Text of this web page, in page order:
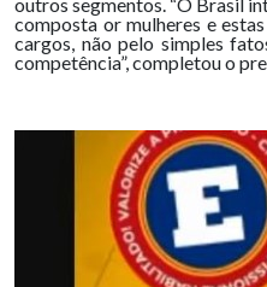
composta or mulheres e
cargos, não pelo simples
competência”, completou o